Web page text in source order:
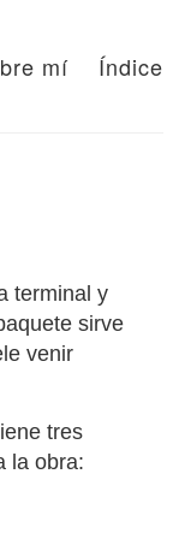
mí Índice
terminal y
sirve
venir
tres
la obra: